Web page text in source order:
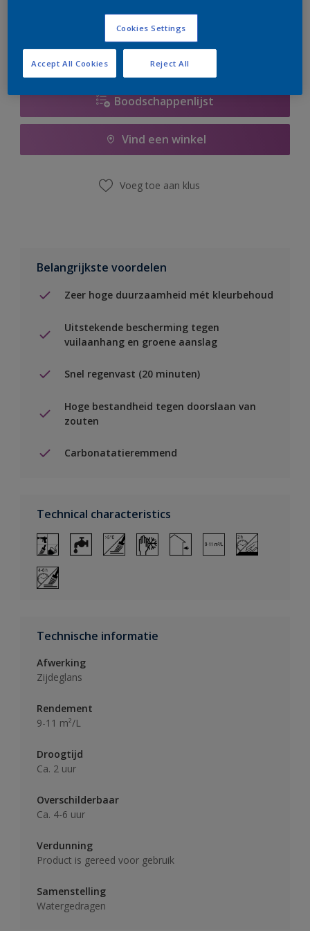
er hard aan om de voorraad aan te vullen.
Boodschappenlijst
Vind een winkel
Voeg toe aan klus
Belangrijkste voordelen
Zeer hoge duurzaamheid mét kleurbehoud
Uitstekende bescherming tegen
vuilaanhang en groene aanslag
Snel regenvast (20 minuten)
Hoge bestandheid tegen doorslaan van
zouten
Carbonatatieremmend
Technical characteristics
Technische informatie
Afwerking
Zijdeglans
Rendement
9-11 m²/L
Droogtijd
Ca. 2 uur
Overschilderbaar
Ca. 4-6 uur
Verdunning
Product is gereed voor gebruik
Samenstelling
Watergedragen
Cookies Settings
Reject All
Accept All Cookies